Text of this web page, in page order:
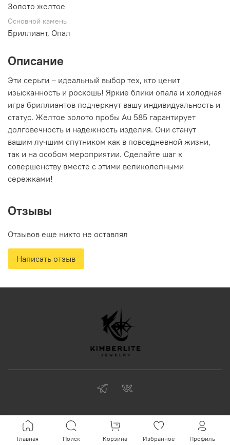
Золото желтое
Основной камень
Бриллиант, Опал
Описание
Эти серьги – идеальный выбор тех, кто ценит
изысканность и роскошь! Яркие блики опала и холодная
игра бриллиантов подчеркнут вашу индивидуальность и
статус. Желтое золото пробы Au 585 гарантирует
долговечность и надежность изделия. Они станут
вашим лучшим спутником как в повседневной жизни,
так и на особом мероприятии. Сделайте шаг к
совершенству вместе с этими великолепными
сережками!
Отзывы
Отзывов еще никто не оставлял
Написать отзыв
Главная Поиск Корзина Избранное Профиль